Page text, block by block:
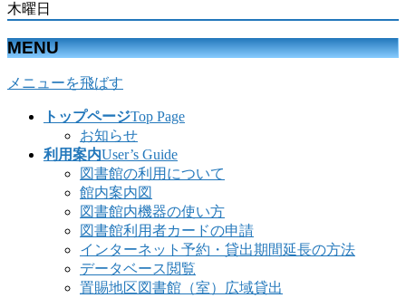
木曜日
MENU
メニューを飛ばす
トップページTop Page
お知らせ
利用案内User’s Guide
図書館の利用について
館内案内図
図書館内機器の使い方
図書館利用者カードの申請
インターネット予約・貸出期間延長の方法
データベース閲覧
置賜地区図書館（室）広域貸出